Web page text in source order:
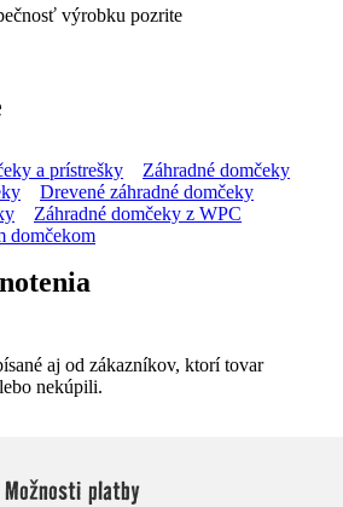
výrobku pozrite
a prístrešky
Záhradné domčeky
Drevené záhradné domčeky
Záhradné domčeky z WPC
domčekom
aj od zákazníkov, ktorí tovar
nekúpili.
Možnosti platby